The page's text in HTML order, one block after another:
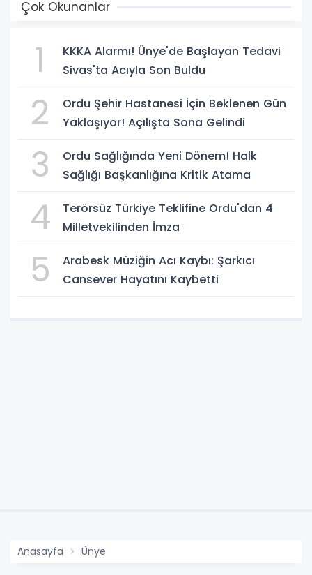
Çok Okunanlar
1
KKKA Alarmı! Ünye'de Başlayan Tedavi
Sivas'ta Acıyla Son Buldu
2
Ordu Şehir Hastanesi İçin Beklenen Gün
Yaklaşıyor! Açılışta Sona Gelindi
3
Ordu Sağlığında Yeni Dönem! Halk
Sağlığı Başkanlığına Kritik Atama
4
Terörsüz Türkiye Teklifine Ordu'dan 4
Milletvekilinden İmza
5
Arabesk Müziğin Acı Kaybı: Şarkıcı
Cansever Hayatını Kaybetti
Anasayfa Ünye